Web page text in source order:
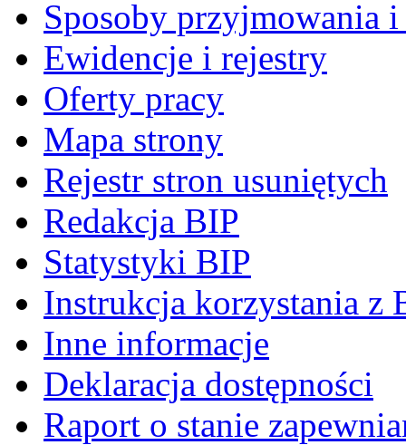
Sposoby przyjmowania i
Ewidencje i rejestry
Oferty pracy
Mapa strony
Rejestr stron usuniętych
Redakcja BIP
Statystyki BIP
Instrukcja korzystania z
Inne informacje
Deklaracja dostępności
Raport o stanie